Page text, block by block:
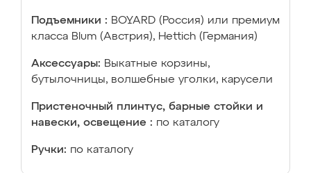
Подъемники : BOYARD (Россия) или премиум
класса Blum (Австрия), Hettich (Германия)
Аксессуары: Выкатные корзины,
бутылочницы, волшебные уголки, карусели
Пристеночный плинтус, барные стойки и
навески, освещение : по каталогу
Ручки: по каталогу